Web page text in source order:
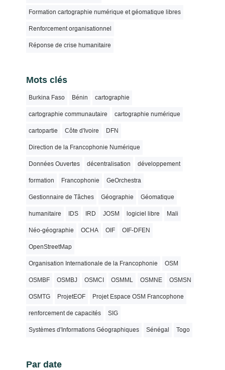
Formation cartographie numérique et géomatique libres
Renforcement organisationnel
Réponse de crise humanitaire
Mots clés
Burkina Faso Bénin cartographie
cartographie communautaire cartographie numérique
cartopartie Côte d'Ivoire DFN
Direction de la Francophonie Numérique
Données Ouvertes décentralisation développement
formation Francophonie GeOrchestra
Gestionnaire de Tâches Géographie Géomatique
humanitaire IDS IRD JOSM logiciel libre Mali
Néo-géographie OCHA OIF OIF-DFEN
OpenStreetMap
Organisation Internationale de la Francophonie OSM
OSMBF OSMBJ OSMCI OSMML OSMNE OSMSN
OSMTG ProjetEOF Projet Espace OSM Francophone
renforcement de capacités SIG
Systèmes d'Informations Géographiques Sénégal Togo
Par date